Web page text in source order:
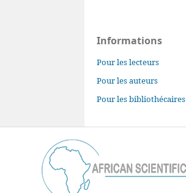
Informations
Pour les lecteurs
Pour les auteurs
Pour les bibliothécaires